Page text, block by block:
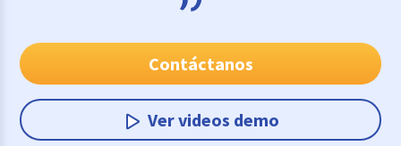
Contáctanos
Ver videos demo